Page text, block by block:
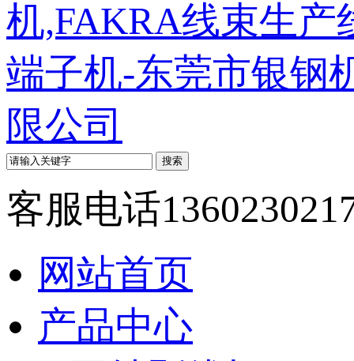
客服电话
网站首页
产品中心